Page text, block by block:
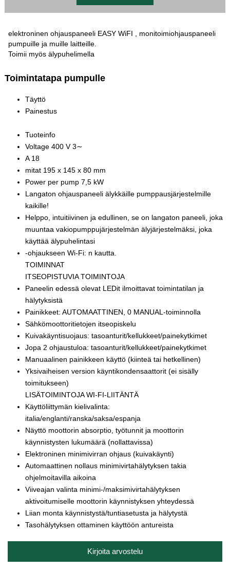
elektroninen ohjauspaneeli EASY WiFI , monitoimiohjauspaneeli
pumpuille ja muille laitteille.
Toimii myös älypuhelimella
Toimintatapa pumpulle
Täyttö
Painestus
Tuoteinfo
Voltage 400 V 3∼
A 18
mitat 195 x 145 x 80 mm
Power per pump 7,5 kW
Langaton ohjauspaneeli älykkäille pumppausjärjestelmille
kaikille!
Helppo, intuitiivinen ja edullinen, se on langaton paneeli, joka
muuntaa vakiopumppujärjestelmän älyjärjestelmäksi, joka
käyttää älypuhelintasi
-ohjaukseen Wi-Fi: n kautta.
TOIMINNAT
ITSEOPISTUVIA TOIMINTOJA
Paneelin edessä olevat LEDit ilmoittavat toimintatilan ja
hälytyksistä
Painikkeet: AUTOMAATTINEN, 0 MANUAL-toiminnolla
Sähkömoottoritietojen itseopiskelu
Kuivakäyntisuojaus: tasoanturit/kellukkeet/painekytkimet
Jopa 2 ohjaustuloa: tasoanturit/kellukkeet/painekytkimet
Manuaalinen painikkeen käyttö (kiinteä tai hetkellinen)
Yksivaiheisen version käyntikondensaattorit (ei sisälly
toimitukseen)
LISÄTOIMINTOJA WI-FI-LIITÄNTÄ
Käyttöliittymän kielivalinta:
italia/englanti/ranska/saksa/espanja
Näyttö moottorin absorptio, työtunnit ja moottorin
käynnistysten lukumäärä (nollattavissa)
Elektroninen minimivirran ohjaus (kuivakäynti)
Automaattinen nollaus minimivirtahälytyksen takia
ohjelmoitavilla aikoina
Viiveajan valinta minimi-/maksimivirtahälytyksen
aktivoitumiselle moottorin käynnistyksen yhteydessä
Liian monta käynnistystä/tuntiasetusta ja hälytystä
Tasohälytyksen ottaminen käyttöön antureista
Kirjoita arvostelu